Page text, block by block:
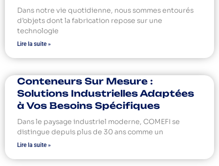
Dans notre vie quotidienne, nous sommes entourés
d’objets dont la fabrication repose sur une
technologie
Lire la suite »
Conteneurs Sur Mesure :
Solutions Industrielles Adaptées
à Vos Besoins Spécifiques
Dans le paysage industriel moderne, COMEFI se
distingue depuis plus de 30 ans comme un
Lire la suite »